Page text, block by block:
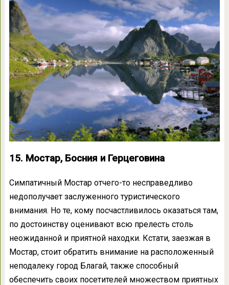
15. Мостар, Босния и Герцеговина
Симпатичный Мостар отчего-то несправедливо
недополучает заслуженного туристического
внимания. Но те, кому посчастливилось оказаться там,
по достоинству оценивают всю прелесть столь
неожиданной и приятной находки. Кстати, заезжая в
Мостар, стоит обратить внимание на расположенный
неподалеку город Благай, также способный
обеспечить своих посетителей множеством приятных